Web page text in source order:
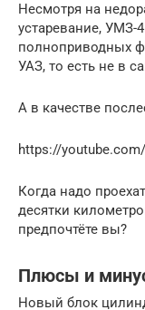
Несмотря на
устаревание, УМЗ-
полноприводных
УАЗ, то есть не в
А в качестве
https://
Когда надо
десятки
предпочтёте вы?
Плюсы и
Новый блок